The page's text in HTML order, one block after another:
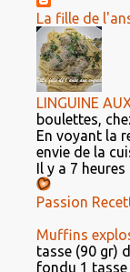
La fille de
LINGUINE
boulettes,
En voyant la
envie de la
Il y a 7 heures
Passion
Muffins
tasse (90 gr)
fondu 1